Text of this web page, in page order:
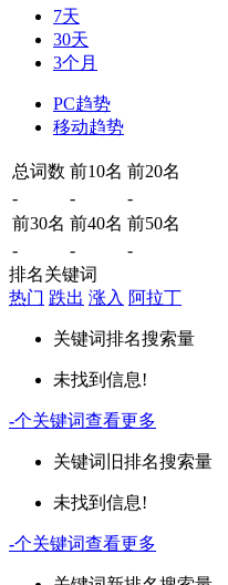
7天
30天
3个月
PC趋势
移动趋势
总词数 前10名 前20名
-
-
-
前30名 前40名 前50名
-
-
-
排名关键词
热门 跌出 涨入 阿拉丁
关键词排名搜索量
未找到信息!
-个关键词查看更多
关键词 旧排名搜索量
未找到信息!
-个关键词查看更多